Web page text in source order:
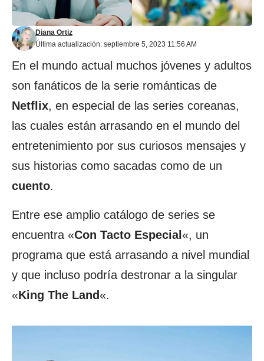
Última actualización: septiembre 5, 2023 11:56 AM
Diana Ortiz
En el mundo actual muchos jóvenes y adultos
son fanáticos de la serie románticas de
Netflix, en especial de las series coreanas,
las cuales están arrasando en el mundo del
entretenimiento por sus curiosos mensajes y
sus historias como sacadas como de un
cuento.
Entre ese amplio catálogo de series se
encuentra «Con Tacto Especial «, un
programa que está arrasando a nivel mundial
y que incluso podría destronar a la singular
«King The Land «.